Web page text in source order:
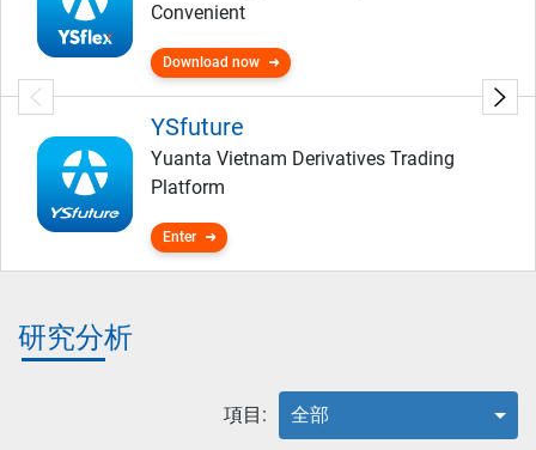
Convenient
Download now
YSfuture
Yuanta Vietnam Derivatives Trading
Platform
Enter
研究分析
項目: 全部